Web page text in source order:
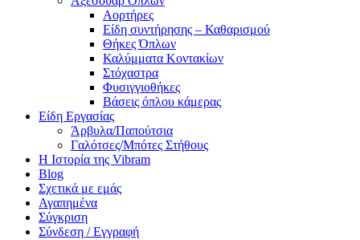
Αορτήρες
Είδη συντήρησης – Καθαρισμού
Θήκες Όπλων
Καλύμματα Κοντακίων
Στόχαστρα
Φυσιγγιοθήκες
Βάσεις όπλου κάμερας
Είδη Εργασίας
Άρβυλα/Παπούτσια
Γαλότσες/Μπότες Στήθους
Η Ιστορία της Vibram
Blog
Σχετικά με εμάς
Αγαπημένα
Σύγκριση
Σύνδεση / Εγγραφή